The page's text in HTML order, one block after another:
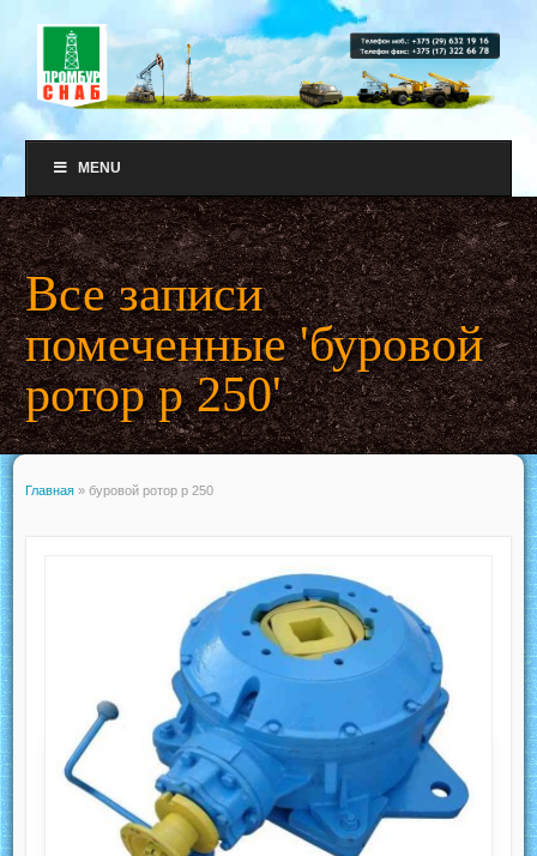
MENU
Все записи
помеченные 'буровой
ротор р 250'
Главная » буровой ротор р 250